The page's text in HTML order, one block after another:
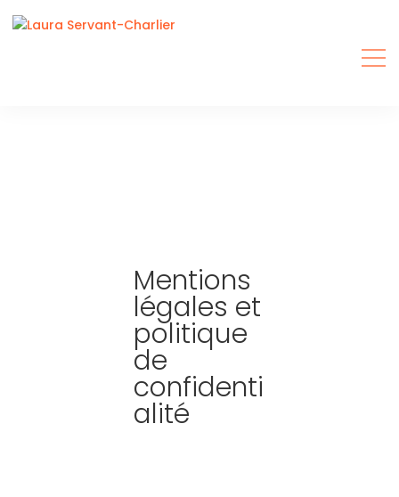
Mentions
légales et
politique
de
confidenti
alité